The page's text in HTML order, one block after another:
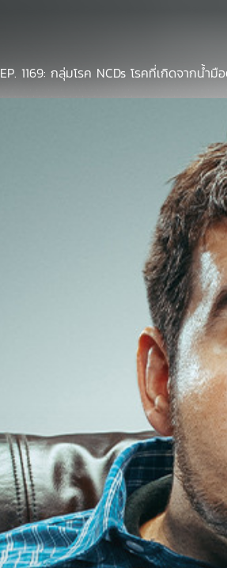
EP. 1169: กลุ่มโรค NCDs โรคที่เกิดจากน้ำ